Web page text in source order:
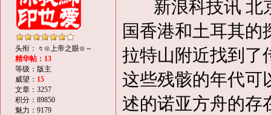
头衔：々⊙上帝之眼⊙～
精华帖：13
等级：版主
威望： 15
文章：3257
积分：89850
魅力：9179
新浪科技讯 北
国香港和土耳其的
拉特山附近找到了
这些残骸的年代可
述的诺亚方舟的存